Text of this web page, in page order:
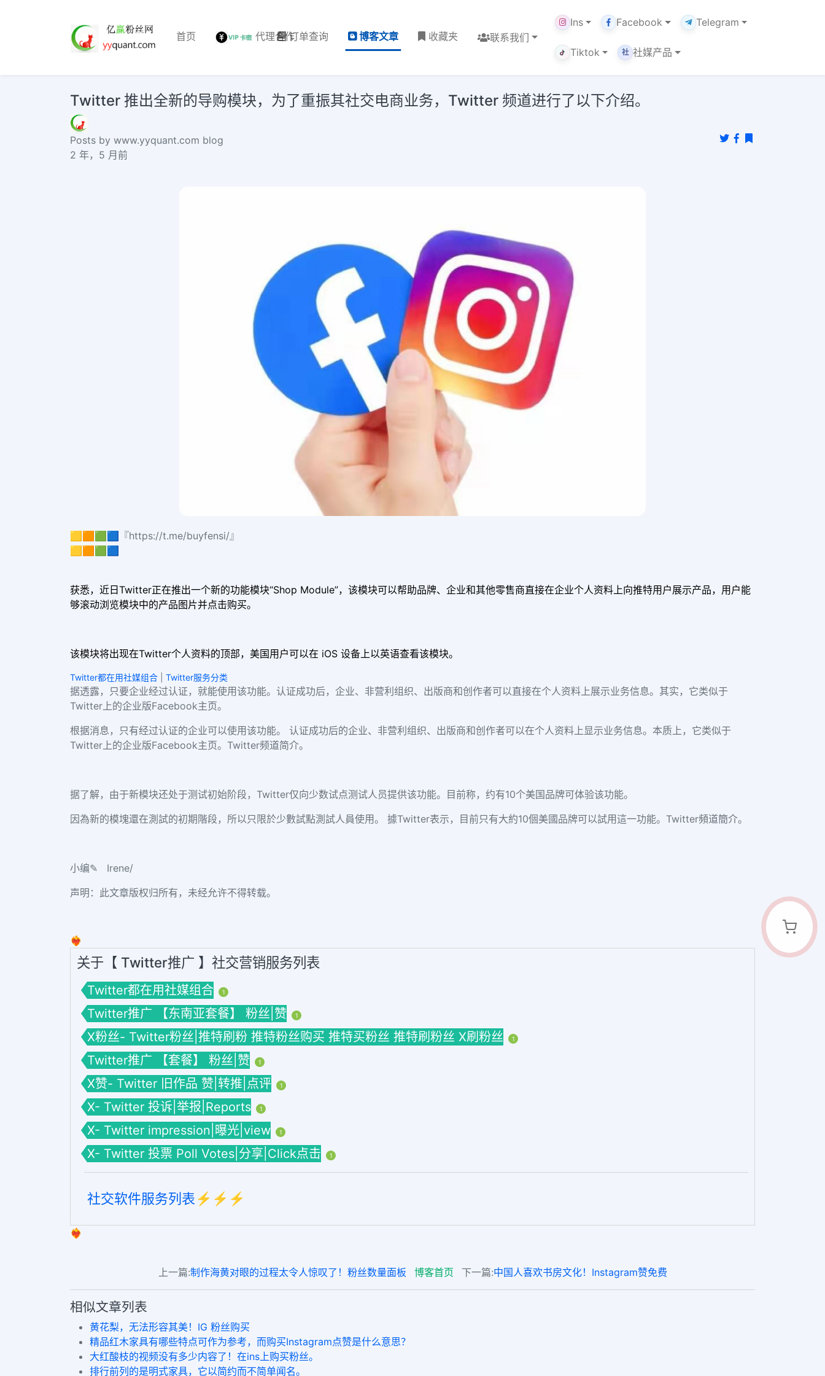
首页 代理合作订单查询 博客文章 收藏夹 联系我们
Ins Facebook Telegram
Tiktok 社 社媒产品
Twitter 推出全新的导购模块，为了重振其社交电商业务，Twitter 频道进行了以下介绍。
Posts by www.yyquant.com blog
2 年，5 月前
🟨🟧🟩🟦『https://t.me/buyfensi/』
🟨🟧🟩🟦
获悉，近日Twitter正在推出一个新的功能模块“Shop Module”，该模块可以帮助品牌、企业和其他零售商直接在企业个人资料上向推特用户展示产品，用户能
够滚动浏览模块中的产品图片并点击购买。
该模块将出现在Twitter个人资料的顶部，美国用户可以在 iOS 设备上以英语查看该模块。
Twitter都在用社媒组合 Twitter服务分类
据透露，只要企业经过认证，就能使用该功能。认证成功后，企业、非营利组织、出版商和创作者可以直接在个人资料上展示业务信息。其实，它类似于
Twitter上的企业版Facebook主页。
根据消息，只有经过认证的企业可以使用该功能。 认证成功后的企业、非营利组织、出版商和创作者可以在个人资料上显示业务信息。本质上，它类似于
Twitter上的企业版Facebook主页。Twitter频道简介。
据了解，由于新模块还处于测试初始阶段，Twitter仅向少数试点测试人员提供该功能。目前称，约有10个美国品牌可体验该功能。
因為新的模塊還在測試的初期階段，所以只限於少數試點測試人員使用。 據Twitter表示，目前只有大約10個美國品牌可以試用這一功能。Twitter頻道簡介。
小编✎ Irene/
声明：此文章版权归所有，未经允许不得转载。
❤️‍🔥
关于【 Twitter推广 】社交营销服务列表
Twitter都在用社媒组合 1
Twitter推广 【东南亚套餐】 粉丝|赞 1
X粉丝- Twitter粉丝|推特刷粉 推特粉丝购买 推特买粉丝 推特刷粉丝 X刷粉丝 1
Twitter推广 【套餐】 粉丝|赞 1
X赞- Twitter 旧作品 赞|转推|点评 1
X- Twitter 投诉|举报|Reports 1
X- Twitter impression|曝光|view 1
X- Twitter 投票 Poll Votes|分享|Click点击 1
社交软件服务列表⚡️⚡️⚡️
❤️‍🔥
上一篇:制作海黄对眼的过程太令人惊叹了！粉丝数量面板 博客首页 下一篇:中国人喜欢书房文化！Instagram赞免费
相似文章列表
黄花梨，无法形容其美！IG 粉丝购买
精品红木家具有哪些特点可作为参考，而购买Instagram点赞是什么意思？
大红酸枝的视频没有多少内容了！在ins上购买粉丝。
排行前列的是明式家具，它以简约而不简单闻名。